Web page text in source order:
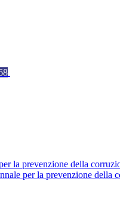
la prevenzione della
per la prevenzione della